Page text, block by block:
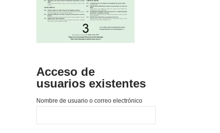
Acceso de
usuarios existentes
Nombre de usuario o correo electrónico